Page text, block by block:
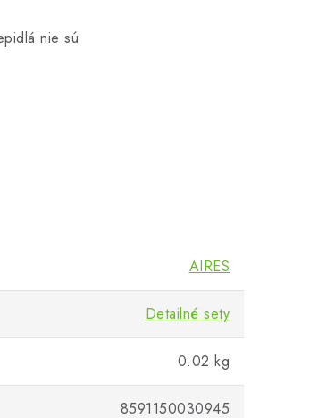
nie sú
AIRES
Detailné sety
0.02 kg
8591150030945